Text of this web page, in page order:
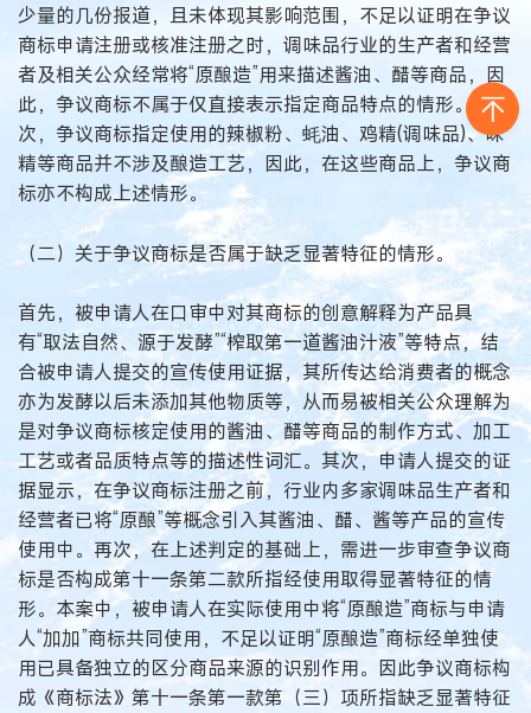
少量的几份报道，且未体现其影响范围，不足以证明在争议
商标申请注册或核准注册之时，调味品行业的生产者和经营
者及相关公众经常将“原酿造”用来描述酱油、醋等商品，因
此，争议商标不属于仅直接表示指定商品特点的情形。其
次，争议商标指定使用的辣椒粉、蚝油、鸡精(调味品)、味
精等商品并不涉及酿造工艺，因此，在这些商品上，争议商
标亦不构成上述情形。
（二）关于争议商标是否属于缺乏显著特征的情形。
首先，被申请人在口审中对其商标的创意解释为产品具
有“取法自然、源于发酵”“榨取第一道酱油汁液”等特点，结
合被申请人提交的宣传使用证据，其所传达给消费者的概念
亦为发酵以后未添加其他物质等，从而易被相关公众理解为
是对争议商标核定使用的酱油、醋等商品的制作方式、加工
工艺或者品质特点等的描述性词汇。其次，申请人提交的证
据显示，在争议商标注册之前，行业内多家调味品生产者和
经营者已将“原酿”等概念引入其酱油、醋、酱等产品的宣传
使用中。再次，在上述判定的基础上，需进一步审查争议商
标是否构成第十一条第二款所指经使用取得显著特征的情
形。本案中，被申请人在实际使用中将“原酿造”商标与申请
人“加加”商标共同使用，不足以证明“原酿造”商标经单独使
用已具备独立的区分商品来源的识别作用。因此争议商标构
成《商标法》第十一条第一款第（三）项所指缺乏显著特征